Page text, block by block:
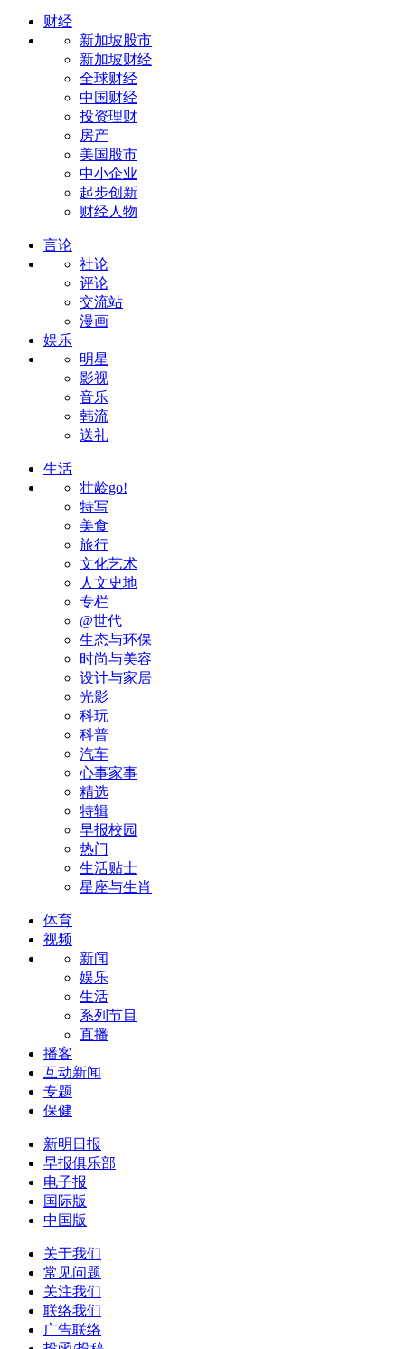
财经
新加坡股市
新加坡财经
全球财经
中国财经
投资理财
房产
美国股市
中小企业
起步创新
财经人物
言论
社论
评论
交流站
漫画
娱乐
明星
影视
音乐
韩流
送礼
生活
壮龄go!
特写
美食
旅行
文化艺术
人文史地
专栏
@世代
生态与环保
时尚与美容
设计与家居
光影
科玩
科普
汽车
心事家事
精选
特辑
早报校园
热门
生活贴士
星座与生肖
体育
视频
新闻
娱乐
生活
系列节目
直播
播客
互动新闻
专题
保健
新明日报
早报俱乐部
电子报
国际版
中国版
关于我们
常见问题
关注我们
联络我们
广告联络